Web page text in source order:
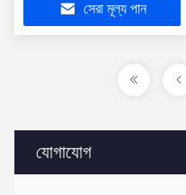
যোগাযোগ
সেরা মূল্য পান